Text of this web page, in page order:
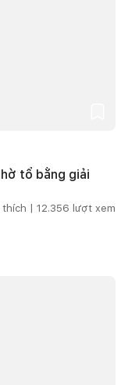
tổ bằng giải
| 12.356 lượt xem